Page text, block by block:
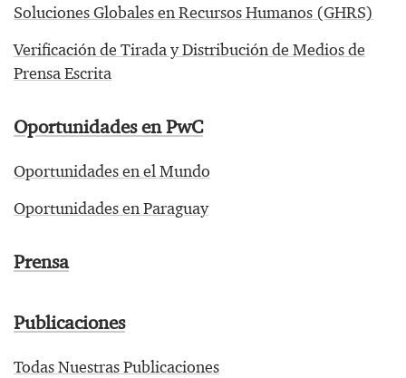
Soluciones Globales en Recursos Humanos (GHRS)
Verificación de Tirada y Distribución de Medios de
Prensa Escrita
Oportunidades en PwC
Oportunidades en el Mundo
Oportunidades en Paraguay
Prensa
Publicaciones
Todas Nuestras Publicaciones